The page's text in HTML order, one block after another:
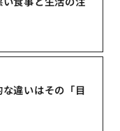
な違いはその「目